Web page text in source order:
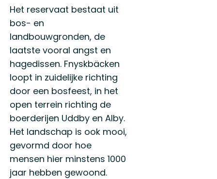
Het reservaat bestaat uit
bos- en
landbouwgronden, de
laatste vooral angst en
hagedissen. Fnyskbäcken
loopt in zuidelijke richting
door een bosfeest, in het
open terrein richting de
boerderijen Uddby en Alby.
Het landschap is ook mooi,
gevormd door hoe
mensen hier minstens 1000
jaar hebben gewoond.